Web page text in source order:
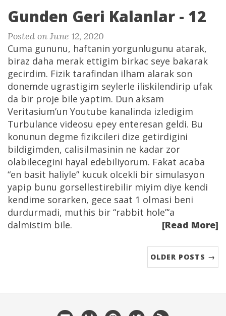
Gunden Geri Kalanlar - 12
Posted on June 12, 2020
Cuma gununu, haftanin yorgunlugunu atarak,
biraz daha merak ettigim birkac seye bakarak
gecirdim. Fizik tarafindan ilham alarak son
donemde ugrastigim seylerle iliskilendirip ufak
da bir proje bile yaptim. Dun aksam
Veritasium’un Youtube kanalinda izledigim
Turbulance videosu epey enteresan geldi. Bu
konunun degme fizikcileri dize getirdigini
bildigimden, calisilmasinin ne kadar zor
olabilecegini hayal edebiliyorum. Fakat acaba
“en basit haliyle” kucuk olcekli bir simulasyon
yapip bunu gorsellestirebilir miyim diye kendi
kendime sorarken, gece saat 1 olmasi beni
durdurmadi, muthis bir “rabbit hole”‘a
dalmistim bile.
[Read More]
OLDER POSTS →